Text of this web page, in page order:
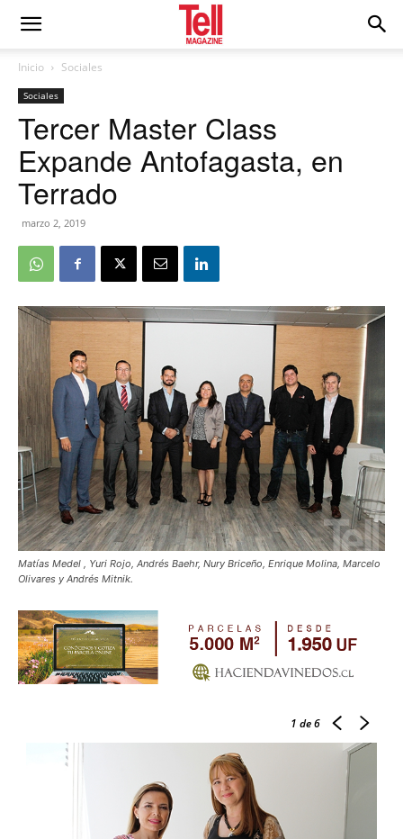
Inicio Sociales
Sociales
Tercer Master Class
Expande Antofagasta, en
Terrado
marzo 2, 2019
Matías Medel , Yuri Rojo, Andrés Baehr, Nury Briceño, Enrique Molina, Marcelo
Olivares y Andrés Mitnik.
1 de 6